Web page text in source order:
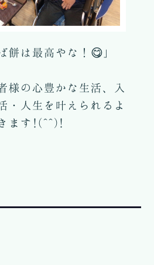
餅は最高やな！😋」
様の心豊かな生活、入
・人生を叶えられるよ
ます!(^^)!